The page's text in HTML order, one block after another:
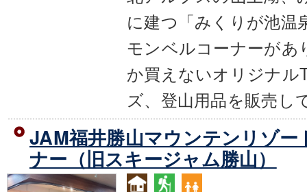
に建つ「みくりが池温
モンベルコーナーがあ
か買えないオリジナル
ズ、登山用品を販売し
JAM福井勝山マウンテンリゾ
ナー（旧スキージャム勝山）